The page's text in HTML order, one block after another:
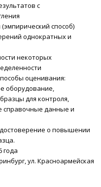
с
способ)
однократных и
некоторых
оценивания:
оборудование,
для контроля,
справочные данные и
о повышении
года
ул. Красноармейская